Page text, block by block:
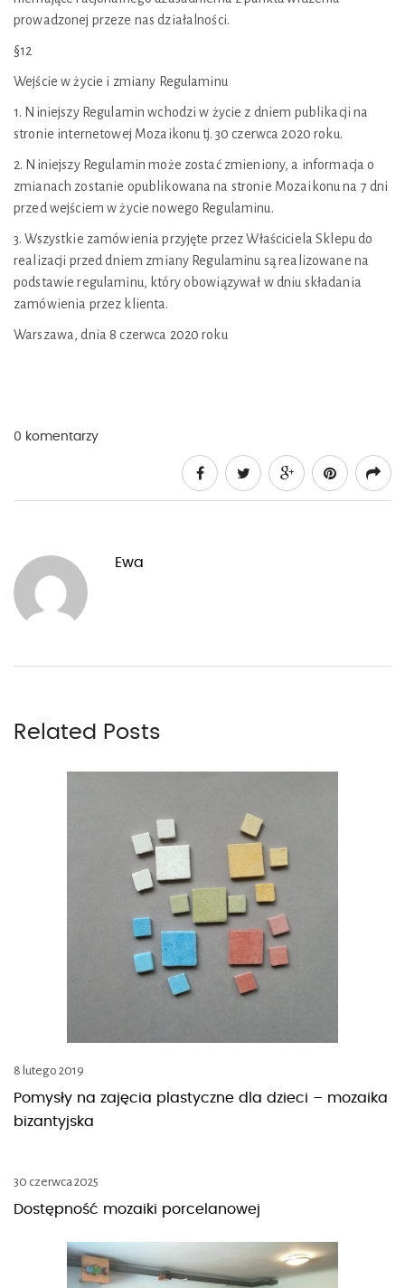
prowadzonej przeze nas działalności.
§12
Wejście w życie i zmiany Regulaminu
1. Niniejszy Regulamin wchodzi w życie z dniem publikacji na
stronie internetowej Mozaikonu tj. 30 czerwca 2020 roku.
2. Niniejszy Regulamin może zostać zmieniony, a informacja o
zmianach zostanie opublikowana na stronie Mozaikonu na 7 dni
przed wejściem w życie nowego Regulaminu.
3. Wszystkie zamówienia przyjęte przez Właściciela Sklepu do
realizacji przed dniem zmiany Regulaminu są realizowane na
podstawie regulaminu, który obowiązywał w dniu składania
zamówienia przez klienta.
Warszawa, dnia 8 czerwca 2020 roku
0 komentarzy
Ewa
Related Posts
8 lutego 2019
Pomysły na zajęcia plastyczne dla dzieci – mozaika
bizantyjska
30 czerwca 2025
Dostępność mozaiki porcelanowej